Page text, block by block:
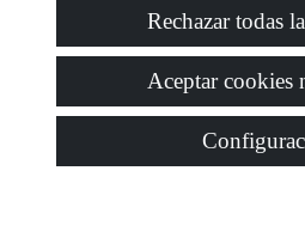
Enviar
© 2026Tadeo Homes·Política
Rechazar todas
Aceptar cookies